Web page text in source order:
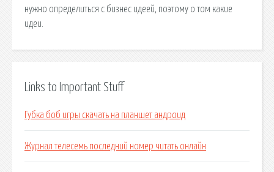
нужно определиться с бизнес идеей, поэтому о том какие
идеи.
Links to Important Stuff
Губка боб игры скачать на планшет андроид
Журнал телесемь последний номер читать онлайн